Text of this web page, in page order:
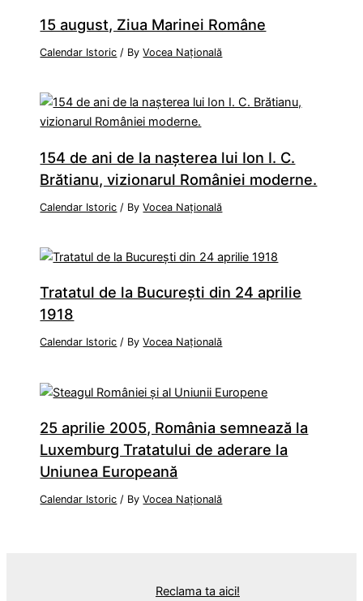
15 august, Ziua Marinei Române
Calendar Istoric / ByVocea Națională
154 de ani de la naşterea lui Ion I. C.
Brătianu, vizionarul României moderne.
Calendar Istoric / ByVocea Națională
Tratatul de la Bucureşti din 24 aprilie
1918
Calendar Istoric / ByVocea Națională
25 aprilie 2005, România semnează la
Luxemburg Tratatului de aderare la
Uniunea Europeană
Calendar Istoric / ByVocea Națională
Reclama ta aici!